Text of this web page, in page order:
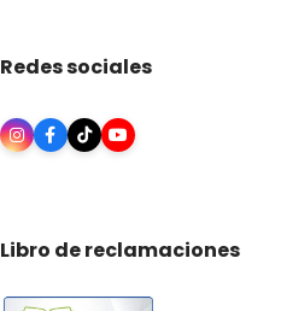
Redes sociales
Libro de reclamaciones